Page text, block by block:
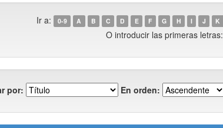
Ir a: 0-9 A B C D E F G H I J K
O introducir las primeras letras:
por: En orden: